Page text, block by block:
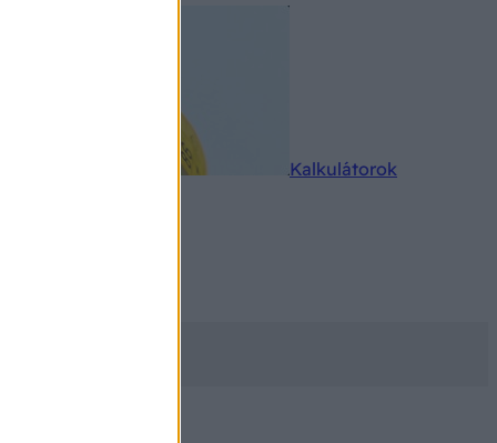
Kalkulátorok